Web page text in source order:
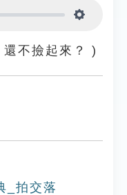
不撿起來？ )
_拍交落